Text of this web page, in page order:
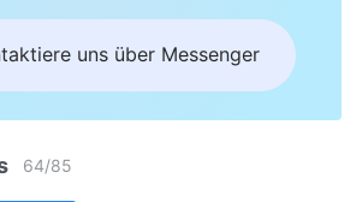
uns über Messenger
64/85